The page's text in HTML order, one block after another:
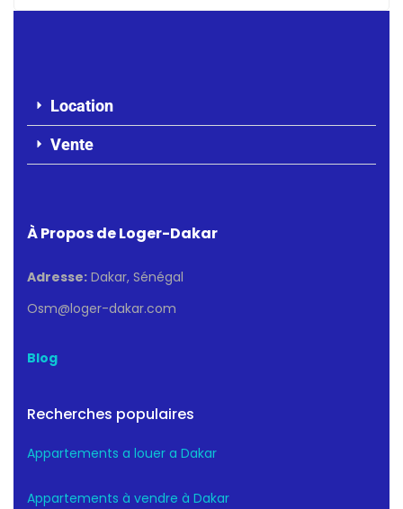
Location
Vente
À Propos de Loger-Dakar
Adresse: Dakar, Sénégal
Osm@loger-dakar.com
Blog
Recherches populaires
Appartements a louer a Dakar
Appartements à vendre à Dakar